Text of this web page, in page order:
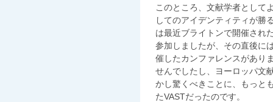
このところ、文献学者として
してのアイデンティティが勝
は最近ブライトンで開催され
参加しましたが、その直後に
催したカンファレンスがあり
せんでしたし、ヨーロッパ文
かし驚くべきことに、もっと
たVASTだったのです。